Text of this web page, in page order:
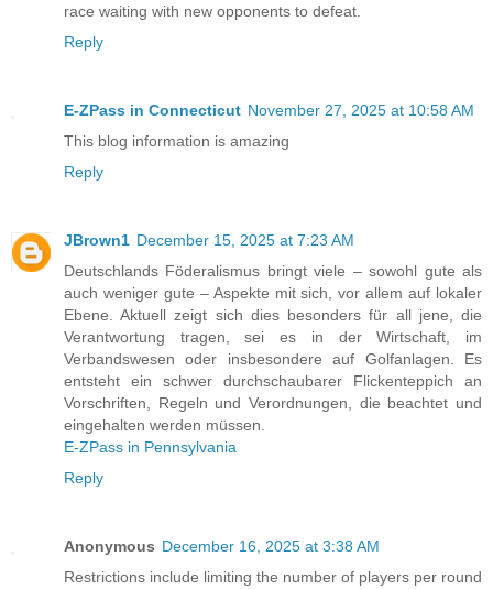
race waiting with new opponents to defeat.
Reply
E-ZPass in Connecticut November 27, 2025 at 10:58 AM
This blog information is amazing
Reply
JBrown1 December 15, 2025 at 7:23 AM
Deutschlands Föderalismus bringt viele – sowohl gute als
auch weniger gute – Aspekte mit sich, vor allem auf lokaler
Ebene. Aktuell zeigt sich dies besonders für all jene, die
Verantwortung tragen, sei es in der Wirtschaft, im
Verbandswesen oder insbesondere auf Golfanlagen. Es
entsteht ein schwer durchschaubarer Flickenteppich an
Vorschriften, Regeln und Verordnungen, die beachtet und
eingehalten werden müssen.
E-ZPass in Pennsylvania
Reply
Anonymous December 16, 2025 at 3:38 AM
Restrictions include limiting the number of players per round